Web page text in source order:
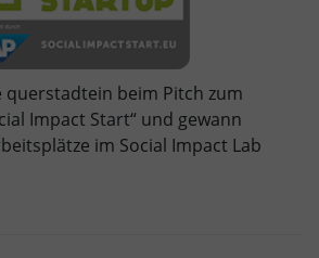
querstadtein beim Pitch zum
Impact Start“ und gewann
im Social Impact Lab